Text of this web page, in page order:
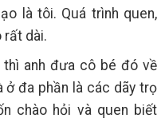
là tôi. Quá trình quen,
rất dài.
anh đưa cô bé đó về
ở đa phần là các dãy trọ
chào hỏi và quen biết